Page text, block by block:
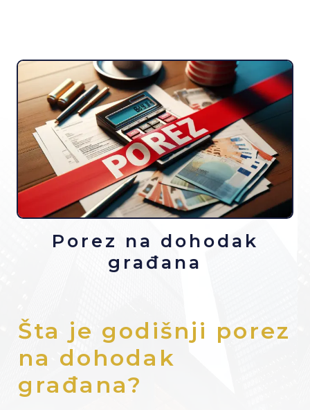
Porez na dohodak
građana
Šta je godišnji porez
na dohodak
građana?